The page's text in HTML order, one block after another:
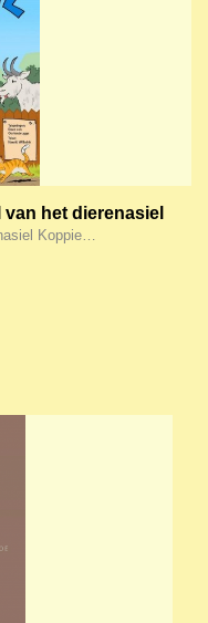
het dierenasiel
Koppie…